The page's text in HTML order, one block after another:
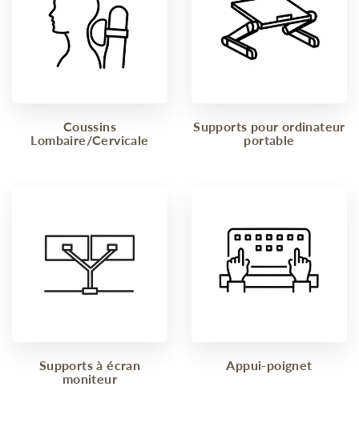
Coussins
Lombaire/Cervicale
Supports pour ordinateur
portable
Supports à écran
moniteur
Appui-poignet